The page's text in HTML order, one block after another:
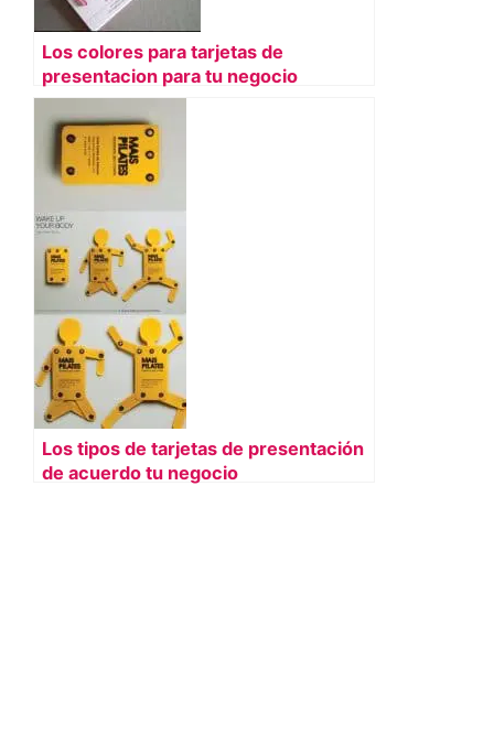
Los colores para tarjetas de
presentacion para tu negocio
Los tipos de tarjetas de presentación
de acuerdo tu negocio